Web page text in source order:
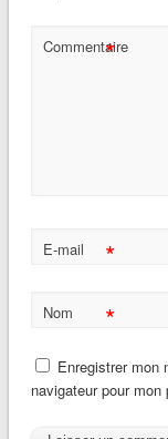
Commentaire
*
E-mail *
Nom *
Enregistrer mon
navigateur pour